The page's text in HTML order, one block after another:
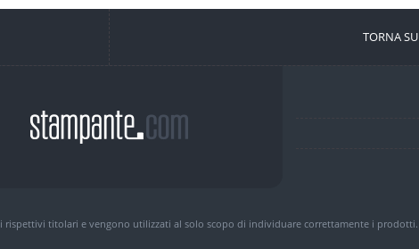
TORNA SU
rispettivi titolari e vengono utilizzati al solo scopo di individuare correttamente i prodotti.